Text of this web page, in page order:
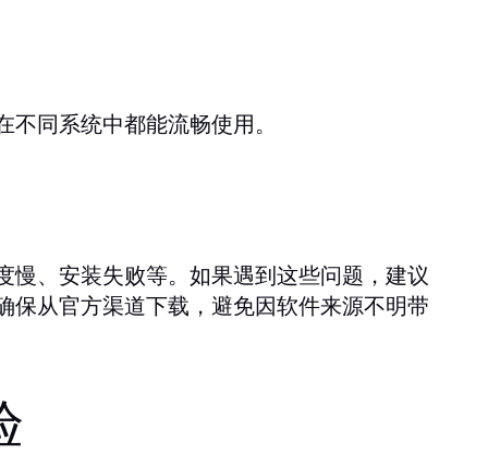
同系统中都能流畅使用。
、安装失败等。如果遇到这些问题，建议
从官方渠道下载，避免因软件来源不明带